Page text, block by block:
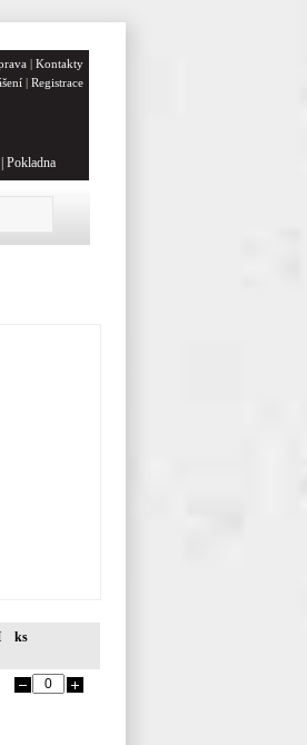
| Kontakty
| Registrace
Pokladna
ks